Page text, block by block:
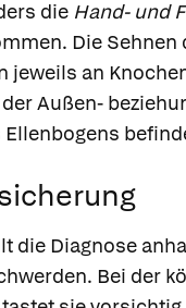
die Hand- und
Die Sehnen
jeweils an
Außen-
die Diagnose
Bei der